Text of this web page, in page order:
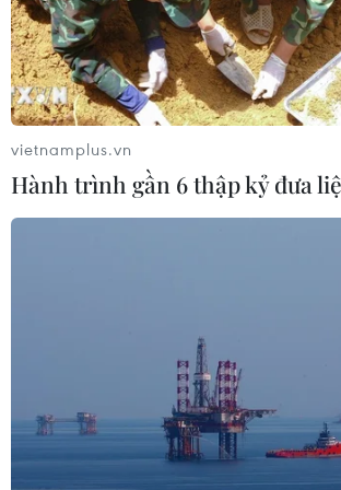
Tổng thống Trump bác tin Mỹ thiếu
hụt vũ khí vì chiến dịch Trung Đông
06/08/2026 09:40
Mỹ điều tra sự cố hàng không liên
Tòa án Mỹ chỉ định hội đồng thẩm
phán xét xử các vụ kiện về thuế quan
Mục 301
06/08/2026 02:23
vietnamplus.vn
Hành trình gần 6 thập kỷ đưa